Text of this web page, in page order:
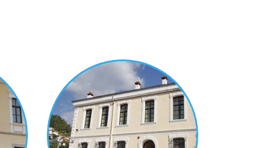
και χρησιμοποιούνται ποικιλία
αναγνωρίζονται επιδράσεις από τον
την Art Deco (π.χ. έντονη
το αγγλικό μπαρόκ (π.χ. η χρήση